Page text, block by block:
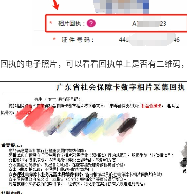
执的电子照片，可以看看回执单上是否有二维码